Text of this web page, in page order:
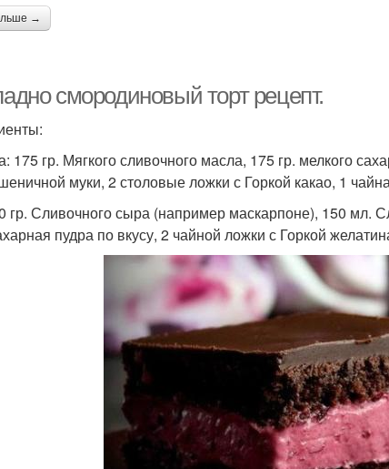
→
смородиновый торт рецепт.
175 гр. Мягкого сливочного масла, 175 гр. мелкого
муки, 2 столовые ложки с Горкой какао, 1
гр. Сливочного сыра (например маскарпоне), 150 мл.
пудра по вкусу, 2 чайной ложки с Горкой